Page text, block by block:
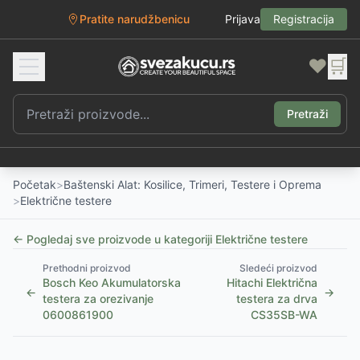
Pratite narudžbenicu Prijava Registracija
❤️ 🛒
Pretraži
Početak>Baštenski Alat: Kosilice, Trimeri, Testere i Oprema
>Električne testere
← Pogledaj sve proizvode u kategoriji Električne testere
←
Prethodni proizvod
Bosch Keo Akumulatorska
testera za orezivanje
0600861900
Sledeći proizvod
Hitachi Električna
testera za drva
CS35SB-WA
→